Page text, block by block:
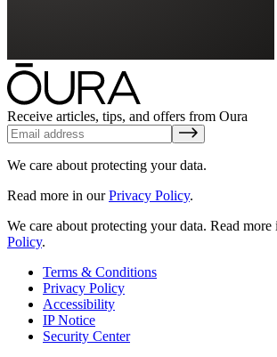
Receive articles, tips, and offers from Oura
We care about protecting your data.
Read more in ourPrivacy Policy.
We care about protecting your data. Read more
Policy.
Terms & Conditions
Privacy Policy
Accessibility
IP Notice
Security Center